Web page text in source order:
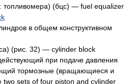
топливомера) (бцс) — fuel equalizer
в общем конструктивном
(рис. 32) — cylinder block
при подаче давления
тормозные (вращающиеся и
sets of four piston and cylinder